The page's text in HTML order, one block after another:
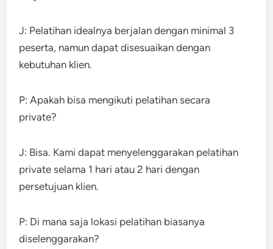
J: Pelatihan idealnya berjalan dengan minimal 3
peserta, namun dapat disesuaikan dengan
kebutuhan klien.
P: Apakah bisa mengikuti pelatihan secara
private?
J: Bisa. Kami dapat menyelenggarakan pelatihan
private selama 1 hari atau 2 hari dengan
persetujuan klien.
P: Di mana saja lokasi pelatihan biasanya
diselenggarakan?